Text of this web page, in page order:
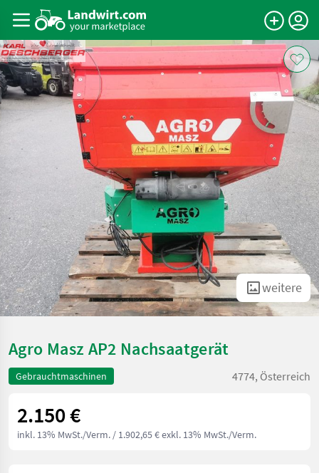
weitere
Agro Masz AP2 Nachsaatgerät
Gebrauchtmaschinen 4774, Österreich
2.150 €
inkl. 13% MwSt./Verm. / 1.902,65 € exkl. 13% MwSt./Verm.